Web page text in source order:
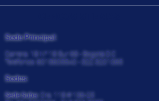
Sede Principal:
Carrera. 18 N° 18 Sur 68 - Bogotá D.C
Teléfonos: 6015605540 - 322 3201065
Sedes:
Sede Suba: Cra. 118 # 136-25